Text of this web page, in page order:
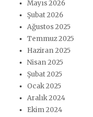
Mayıs 2026
Şubat 2026
Ağustos 2025
Temmuz 2025
Haziran 2025
Nisan 2025
Şubat 2025
Ocak 2025
Aralık 2024
Ekim 2024